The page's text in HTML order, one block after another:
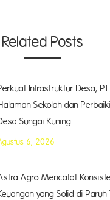
Related Posts
Infrastruktur Desa, PT
Sekolah dan
Sungai Kuning
6, 2026
Agro Mencatat
yang Solid di